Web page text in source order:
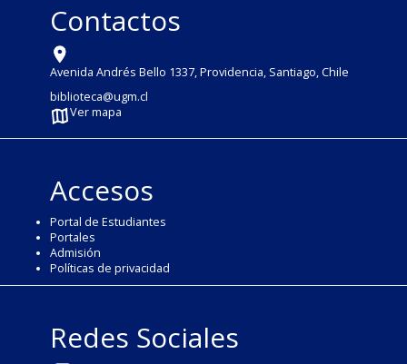
Contactos
Avenida Andrés Bello 1337, Providencia, Santiago, Chile
biblioteca@ugm.cl
Ver mapa
Accesos
Portal de Estudiantes
Portales
Admisión
Políticas de privacidad
Redes Sociales